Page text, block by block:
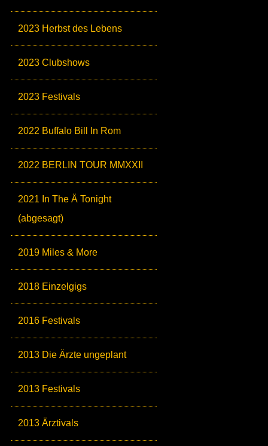
2023 Herbst des Lebens
2023 Clubshows
2023 Festivals
2022 Buffalo Bill In Rom
2022 BERLIN TOUR MMXXII
2021 In The Ä Tonight
(abgesagt)
2019 Miles & More
2018 Einzelgigs
2016 Festivals
2013 Die Ärzte ungeplant
2013 Festivals
2013 Ärztivals